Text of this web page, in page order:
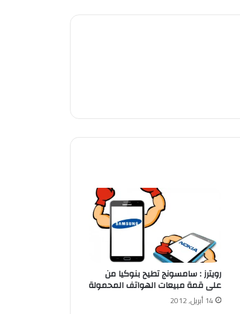
رويترز : سامسونج تطيح بنوكيا من
على قمة مبيعات الهواتف المحمولة
14 أبريل, 2012